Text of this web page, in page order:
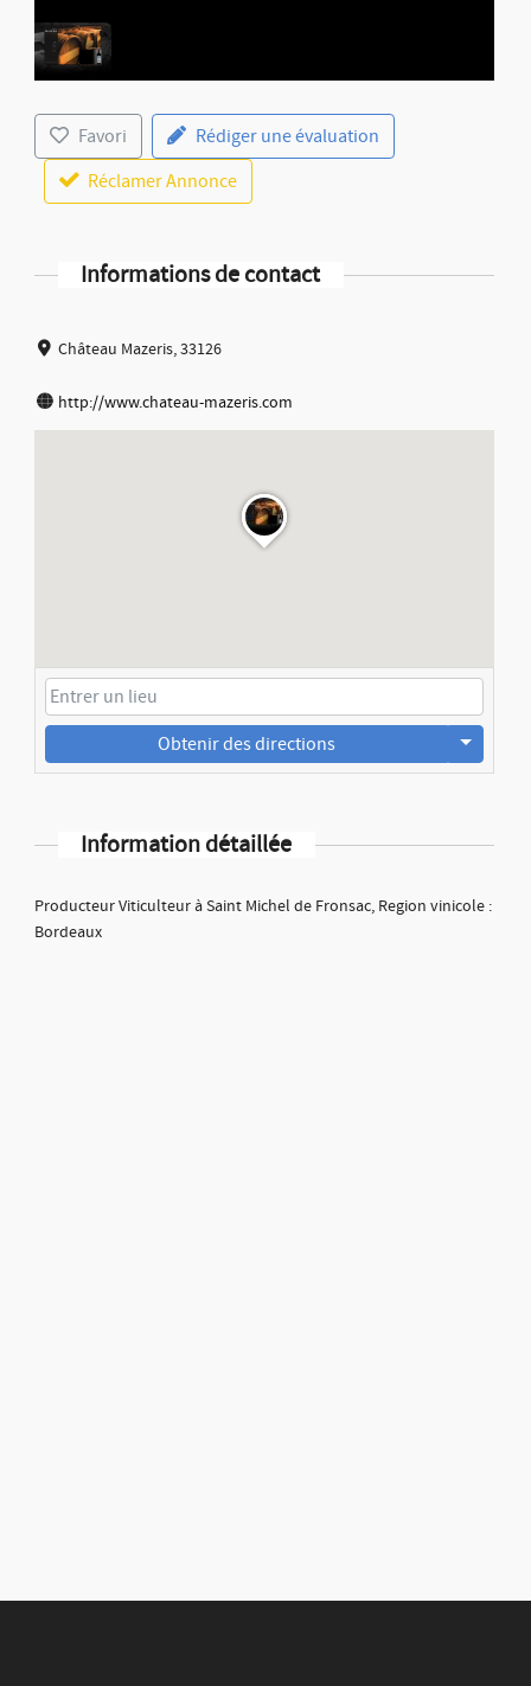
Favori
Rédiger une évaluation
Réclamer Annonce
Informations de contact
Château Mazeris, 33126
http://www.chateau-mazeris.com
Obtenir des directions
Information détaillée
Producteur Viticulteur à Saint Michel de Fronsac, Region vinicole :
Bordeaux